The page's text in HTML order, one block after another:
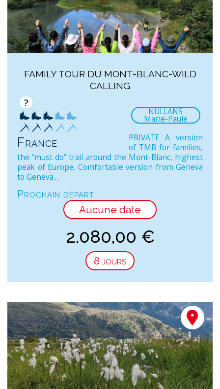
FAMILY TOUR DU MONT-BLANC-WILD
CALLING
?
France
NULLANS
Marie-Paule
PRIVATE A version
of TMB for families,
the “must do” trail around the Mont-Blanc, highest
peak of Europe. Comfortable version from Geneva
to Geneva....
Prochain départ
Aucune date
2.080,00 €
8 jours